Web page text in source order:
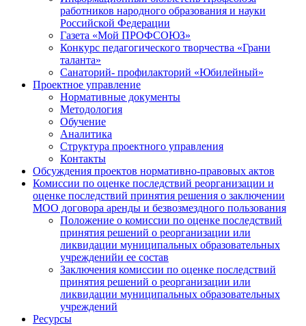
работников народного образования и науки
Российской Федерации
Газета «Мой ПРОФСОЮЗ»
Конкурс педагогического творчества «Грани
таланта»
Санаторий- профилакторий «Юбилейный»
Проектное управление
Нормативные документы
Методология
Обучение
Аналитика
Структура проектного управления
Контакты
Обсуждения проектов нормативно-правовых актов
Комиссии по оценке последствий реорганизации и
оценке последствий принятия решения о заключении
МОО договора аренды и безвозмездного пользования
Положение о комиссии по оценке последствий
принятия решений о реорганизации или
ликвидации муниципальных образовательных
учрежденийи ее состав
Заключения комиссии по оценке последствий
принятия решений о реорганизации или
ликвидации муниципальных образовательных
учреждений
Ресурсы